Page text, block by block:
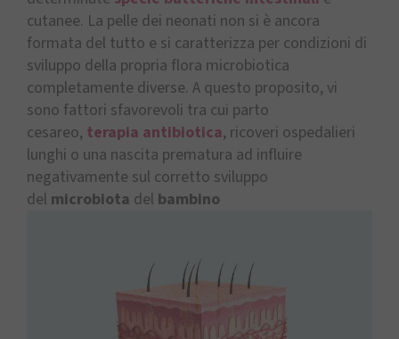
cutanee. La pelle dei neonati non si è ancora
formata del tutto e si caratterizza per condizioni di
sviluppo della propria flora microbiotica
completamente diverse. A questo proposito, vi
sono fattori sfavorevoli tra cui parto
cesareo, terapia antibiotica, ricoveri ospedalieri
lunghi o una nascita prematura ad influire
negativamente sul corretto sviluppo
del microbiota del bambino